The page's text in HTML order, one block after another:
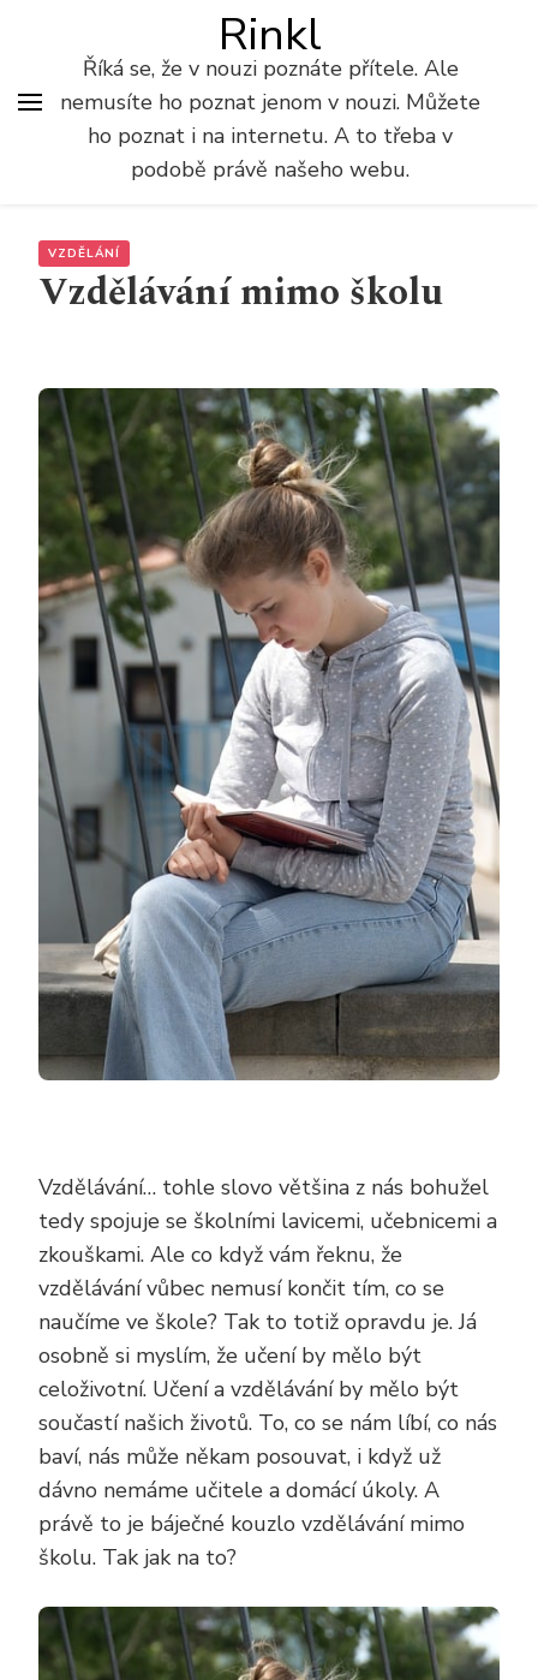
Rinkl
Říká se, že v nouzi poznáte přítele. Ale
nemusíte ho poznat jenom v nouzi. Můžete
ho poznat i na internetu. A to třeba v
podobě právě našeho webu.
VZDĚLÁNÍ
Vzdělávání mimo školu
Vzdělávání… tohle slovo většina z nás bohužel
tedy spojuje se školními lavicemi, učebnicemi a
zkouškami. Ale co když vám řeknu, že
vzdělávání vůbec nemusí končit tím, co se
naučíme ve škole? Tak to totiž opravdu je. Já
osobně si myslím, že učení by mělo být
celoživotní. Učení a vzdělávání by mělo být
součastí našich životů. To, co se nám líbí, co nás
baví, nás může někam posouvat, i když už
dávno nemáme učitele a domácí úkoly. A
právě to je báječné kouzlo vzdělávání mimo
školu. Tak jak na to?